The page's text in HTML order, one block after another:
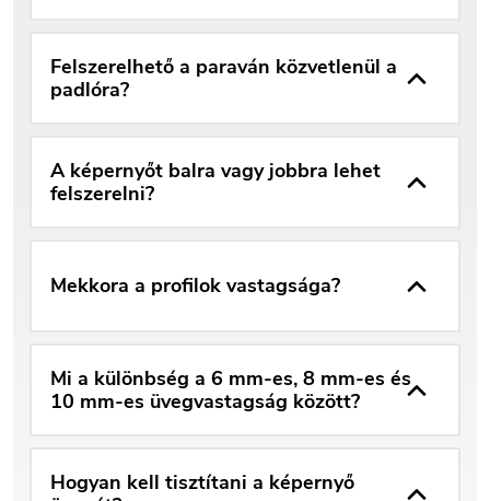
Felszerelhető a paraván közvetlenül a
padlóra?
A képernyőt balra vagy jobbra lehet
felszerelni?
Mekkora a profilok vastagsága?
Mi a különbség a 6 mm-es, 8 mm-es és
10 mm-es üvegvastagság között?
Hogyan kell tisztítani a képernyő